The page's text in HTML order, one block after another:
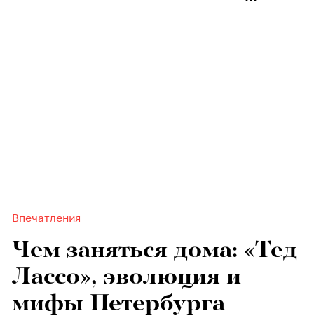
Впечатления
Чем заняться дома: «Тед
Лассо», эволюция и
мифы Петербурга